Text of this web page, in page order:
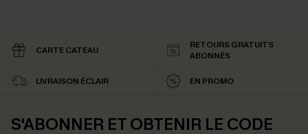
CARTE CATEAU
RETOURS GRATUITS
ABONNÉS
LIVRAISON ÉCLAIR EN PROMO
S'ABONNER ET OBTENIR LE CODE